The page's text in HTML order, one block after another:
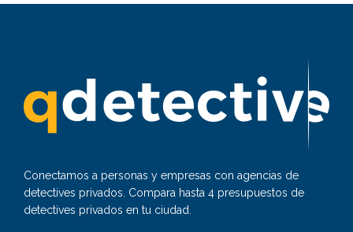
Conectamos a personas y empresas con agencias de
detectives privados. Compara hasta 4 presupuestos de
detectives privados en tu ciudad.